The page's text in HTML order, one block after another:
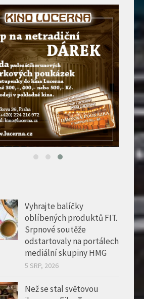
Srpnové soutěže
odstartovaly na portálech
mediální skupiny HMG
5 SRP, 2026
Než se stal světovou
zamíří do českých kin již v